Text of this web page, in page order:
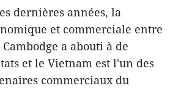
dernières années, la
et commerciale entre
a abouti à de
et le Vietnam est l'un des
commerciaux du